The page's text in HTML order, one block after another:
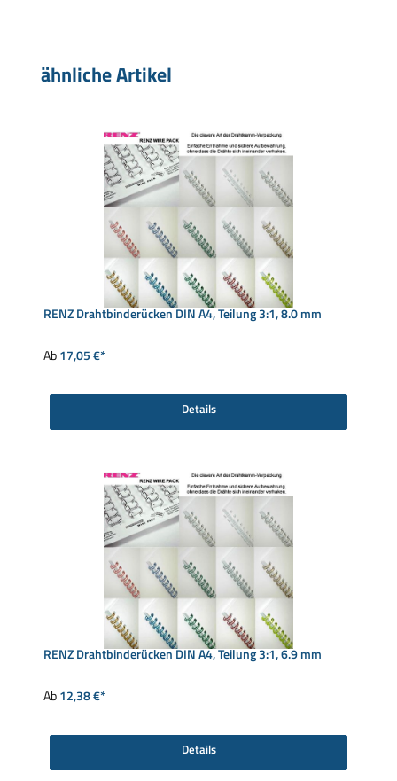
Produktgalerie überspringen
ähnliche Artikel
RENZ Drahtbinderücken DIN A4, Teilung 3:1, 8.0 mm
Ab17,05 €*
Details
RENZ Drahtbinderücken DIN A4, Teilung 3:1, 6.9 mm
Ab12,38 €*
Details